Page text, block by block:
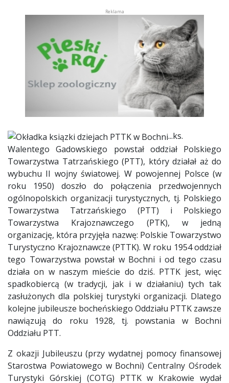
...ks.
Walentego Gadowskiego powstał oddział Polskiego
Towarzystwa Tatrzańskiego (PTT), który działał aż do
wybuchu II wojny światowej. W powojennej Polsce (w
roku 1950) doszło do połączenia przedwojennych
ogólnopolskich organizacji turystycznych, tj. Polskiego
Towarzystwa Tatrzańskiego (PTT) i Polskiego
Towarzystwa Krajoznawczego (PTK), w jedną
organizację, która przyjęła nazwę: Polskie Towarzystwo
Turystyczno Krajoznawcze (PTTK). W roku 1954 oddział
tego Towarzystwa powstał w Bochni i od tego czasu
działa on w naszym mieście do dziś. PTTK jest, więc
spadkobiercą (w tradycji, jak i w działaniu) tych tak
zasłużonych dla polskiej turystyki organizacji. Dlatego
kolejne jubileusze bocheńskiego Oddziału PTTK zawsze
nawiązują do roku 1928, tj. powstania w Bochni
Oddziału PTT.
Z okazji Jubileuszu (przy wydatnej pomocy finansowej
Starostwa Powiatowego w Bochni) Centralny Ośrodek
Turystyki Górskiej (COTG) PTTK w Krakowie wydał